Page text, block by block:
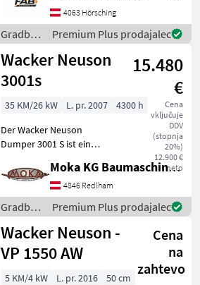
AntriebMotorhersteller:
HatzMotortyp:
Luftgekühlter Einzylinder-
Viertakt-Dieselmotor
4063 Hörsching
Gradbeni
stroji /
Wacker
Neuson
Premium Plus prodajalec
Wacker Neuson
3001s
15.480
€
Cena
vključuje
DDV
(stopnja
20%)
12.900 €
neto
35 KM/26 kW L. pr. 2007
4300 h
Der Wacker Neuson
Dumper 3001 S ist ein
Baugerät, das ideal für
Bauprojekte jeder Art
geeignet ist. Dieses Modell
aus dem Baujahr 2007 ist
Moka KG Baumaschinenhandel
4846 Redlham
Gradbeni
stroji /
Wacker
Neuson
Premium Plus prodajalec
Wacker Neuson -
VP 1550 AW
Cena
na
zahtevo
5 KM/4 kW L. pr. 2016
50 cm